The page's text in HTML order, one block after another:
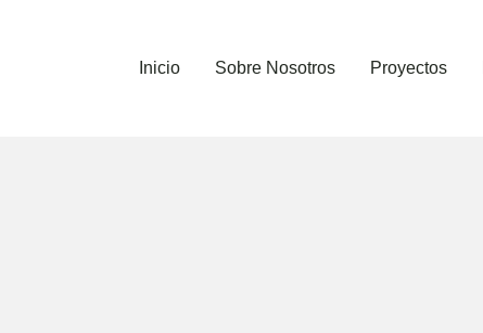
Inicio Sobre Nosotros Proyectos